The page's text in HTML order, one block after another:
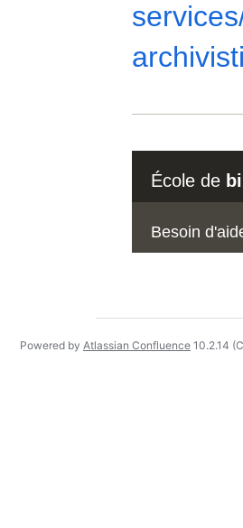
École de
Besoin
Powered by Atlassian Confluence 10.2.14